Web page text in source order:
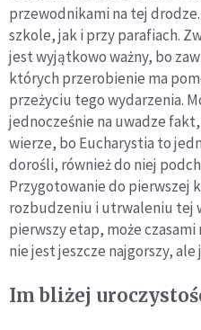
przewodnikami na tej
szkole, jak i przy parafiach.
jest wyjątkowo ważny, bo
których przerobienie ma
przeżyciu tego wydarzenia.
jednocześnie na uwadze
wierze, bo Eucharystia to
dorośli, również do niej
Przygotowanie do pierwszej
rozbudzeniu i utrwaleniu tej
pierwszy etap, może
nie jest jeszcze najgorszy,
Im bliżej